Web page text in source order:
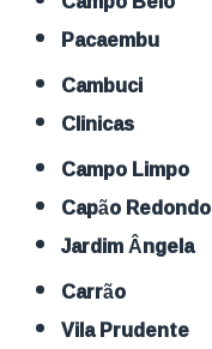
Pacaembu
Cambuci
Clinicas
Campo Limpo
Capão Redondo
Jardim Ângela
Carrão
Vila Prudente